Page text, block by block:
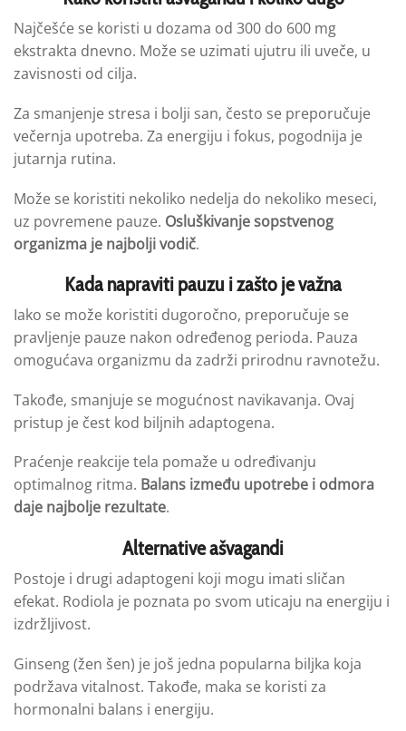
Najčešće se koristi u dozama od 300 do 600 mg
ekstrakta dnevno. Može se uzimati ujutru ili uveče, u
zavisnosti od cilja.
Za smanjenje stresa i bolji san, često se preporučuje
večernja upotreba. Za energiju i fokus, pogodnija je
jutarnja rutina.
Može se koristiti nekoliko nedelja do nekoliko meseci,
uz povremene pauze. Osluškivanje sopstvenog
organizma je najbolji vodič.
Kada napraviti pauzu i zašto je važna
Iako se može koristiti dugoročno, preporučuje se
pravljenje pauze nakon određenog perioda. Pauza
omogućava organizmu da zadrži prirodnu ravnotežu.
Takođe, smanjuje se mogućnost navikavanja. Ovaj
pristup je čest kod biljnih adaptogena.
Praćenje reakcije tela pomaže u određivanju
optimalnog ritma. Balans između upotrebe i odmora
daje najbolje rezultate.
Alternative ašvagandi
Postoje i drugi adaptogeni koji mogu imati sličan
efekat. Rodiola je poznata po svom uticaju na energiju i
izdržljivost.
Ginseng (žen šen) je još jedna popularna biljka koja
podržava vitalnost. Takođe, maka se koristi za
hormonalni balans i energiju.